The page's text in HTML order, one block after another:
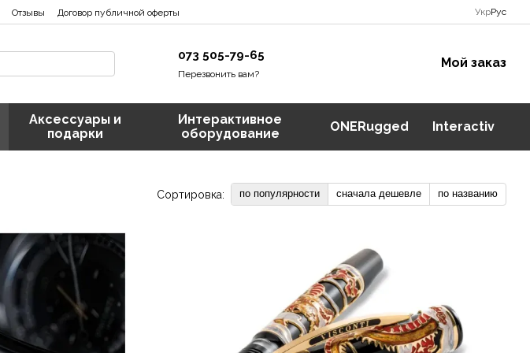
Отзывы Договор публичной оферты УкрРус
073 505-79-65
Перезвонить вам?
Мой заказ
Аксессуары и
подарки
Интерактивное
оборудование
ONERugged Interactiv
Сортировка: по популярности сначала дешевле по названию